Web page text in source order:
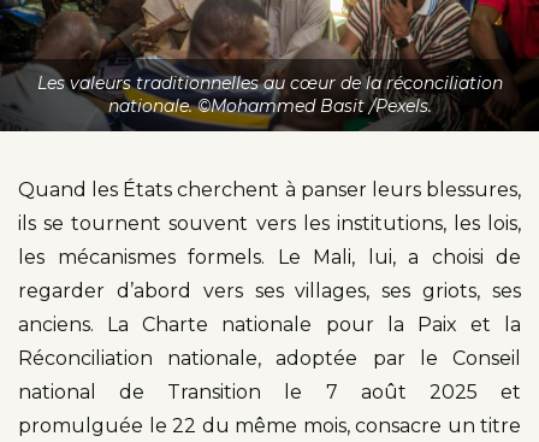
Les valeurs traditionnelles au cœur de la réconciliation
nationale. ©Mohammed Basit /Pexels.
Quand les États cherchent à panser leurs blessures,
ils se tournent souvent vers les institutions, les lois,
les mécanismes formels. Le Mali, lui, a choisi de
regarder d’abord vers ses villages, ses griots, ses
anciens. La Charte nationale pour la Paix et la
Réconciliation nationale, adoptée par le Conseil
national de Transition le 7 août 2025 et
promulguée le 22 du même mois, consacre un titre